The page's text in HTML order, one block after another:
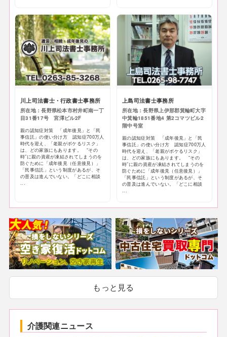
川上司法書士・行政書士事務所
所在地：長野県松本市村井町南一丁
目31番17号 宮澤ビル2F
親の認知症対策 「成年後見」と「民
事信託」の使い分け方 認知症700万人
時代を迎え、「老親がボケるリスク」
は、どの家族にもあります。 “その
時”に親の資産が凍結されてしまうのを
防ぐために「成年後見（任意後見）」
「民事信託」という制度があるが、そ
の普及は進んでいない。「どこに相談
...
上島司法書士事務所
所在地：長野県上伊那郡箕輪町大字
中箕輪1851番地4 第2コマツビル2
階中号室
親の認知症対策 「成年後見」と「民
事信託」の使い分け方 認知症700万人
時代を迎え、「老親がボケるリスク」
は、どの家族にもあります。 “その
時”に親の資産が凍結されてしまうのを
防ぐために「成年後見（任意後見）」
「民事信託」という制度があるが、そ
の普及は進んでいない。「どこに相談
...
もっと見る
介護関連ニュース